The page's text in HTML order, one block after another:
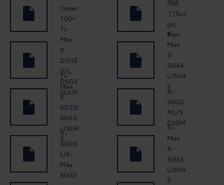
Osseo
100+
売終
了)Sur
gic
Pro+
Ti-
Max
X-
DSG2
0/L,
DSG2
0Lh/h
Ti-
Max
Z-
SG45
L/SG4
5
Ti-
Max
X-
SG25/
SG93
L/SG9
3
X-
SG20
ML/S
G20M
X-
SG20
L/S-
Max
SG20
Ti-
Max
X-
SG65
L/SG6
5